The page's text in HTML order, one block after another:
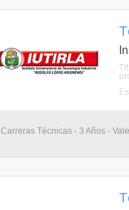
Carreras Técnicas - 3 Años -